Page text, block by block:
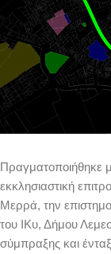
Πραγματοποιήθηκε
εκκλησιαστική
Μερρά, την
του ΙΚυ, Δήμου
σύμπραξης και